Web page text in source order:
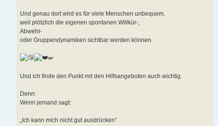
Und genau dort wird es für viele Menschen unbequem,
weil plötzlich die eigenen spontanen Willkür-,
Abwehr-
oder Gruppendynamiken sichtbar werden können.
🪽
Und ich finde den Punkt mit den Hilfsangeboten auch wichtig.
Denn:
Wenn jemand sagt:
„Ich kann mich nicht gut ausdrücken“